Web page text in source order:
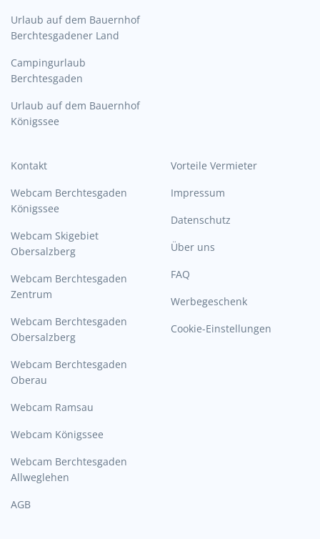
Urlaub auf dem Bauernhof
Berchtesgadener Land
Campingurlaub
Berchtesgaden
Urlaub auf dem Bauernhof
Königssee
Kontakt
Webcam Berchtesgaden
Königssee
Webcam Skigebiet
Obersalzberg
Webcam Berchtesgaden
Zentrum
Webcam Berchtesgaden
Obersalzberg
Webcam Berchtesgaden
Oberau
Webcam Ramsau
Webcam Königssee
Webcam Berchtesgaden
Allweglehen
AGB
Vorteile Vermieter
Impressum
Datenschutz
Über uns
FAQ
Werbegeschenk
Cookie-Einstellungen